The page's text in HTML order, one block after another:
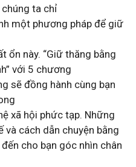
ta chỉ
một phương pháp để giữ
ổn này. “Giữ thăng bằng
với 5 chương
sẽ đồng hành cùng bạn
xã hội phức tạp. Những
và cách dẫn chuyện bằng
cho bạn góc nhìn chân